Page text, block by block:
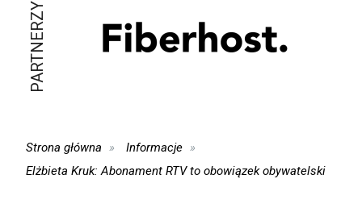
PARTNERZY
Strona główna
Informacje
Elżbieta Kruk: Abonament RTV to obowiązek obywatelski